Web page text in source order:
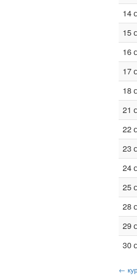
14
15
16
17
18
21
22
23
24
25
28
29
30
←